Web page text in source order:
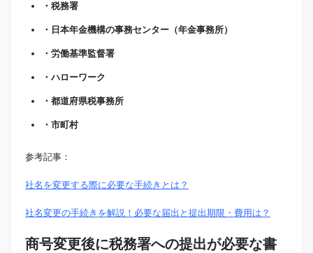
・税務署
・日本年金機構の事務センター（年金事務所）
・労働基準監督署
・ハローワーク
・都道府県税事務所
・市町村
参考記事：
社名を変更する際に必要な手続きとは？
社名変更の手続きを解説！必要な届出と提出期限・費用は？
商号変更後に税務署への提出が必要な書